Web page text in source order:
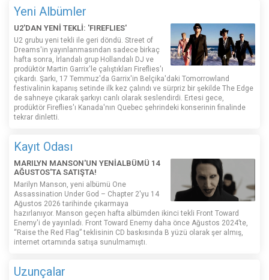
Yeni Albümler
U2'DAN YENİ TEKLİ: 'FIREFLIES'
U2 grubu yeni tekli ile geri döndü. Street of
Dreams'in yayınlanmasından sadece birkaç
hafta sonra, İrlandalı grup Hollandalı DJ ve
prodüktör Martin Garrix'le çalıştıkları Fireflies'ı
çıkardı. Şarkı, 17 Temmuz'da Garrix'in Belçika'daki Tomorrowland
festivalinin kapanış setinde ilk kez çalındı ​​ve sürpriz bir şekilde The Edge
de sahneye çıkarak şarkıyı canlı olarak seslendirdi. Ertesi gece,
prodüktör Fireflies'ı Kanada'nın Quebec şehrindeki konserinin finalinde
tekrar dinletti.
Kayıt Odası
MARILYN MANSON'UN YENİALBÜMÜ 14
AĞUSTOS'TA SATIŞTA!
Marilyn Manson, yeni albümü One
Assassination Under God – Chapter 2'yu 14
Ağustos 2026 tarihinde çıkarmaya
hazırlanıyor. Manson geçen hafta albümden ikinci tekli Front Toward
Enemy'i de yayınladı. Front Toward Enemy daha önce Ağustos 2024’te,
“Raise the Red Flag” teklisinin CD baskısında B yüzü olarak şer almış,
internet ortamında satışa sunulmamıştı.
Uzunçalar